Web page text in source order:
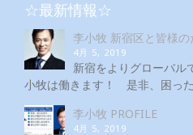
☆最新情報☆
李小牧 新宿区と皆様
4月 5, 2019
新宿をよりグローバル
小牧は働きます！ 是非、困っ
李小牧 PROFILE
4月 5, 2019